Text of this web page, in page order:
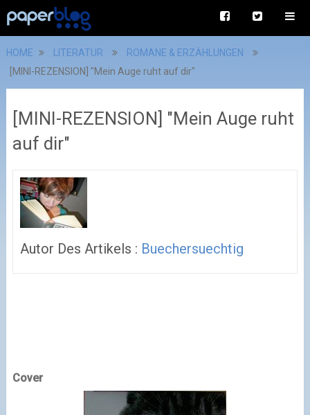
HOME LITERATUR
ROMANE & ERZÄHLUNGEN
[MINI-REZENSION] "Mein Auge ruht auf dir"
[MINI-REZENSION] "Mein Auge ruht
auf dir"
Autor Des Artikels : Buechersuechtig
Cover